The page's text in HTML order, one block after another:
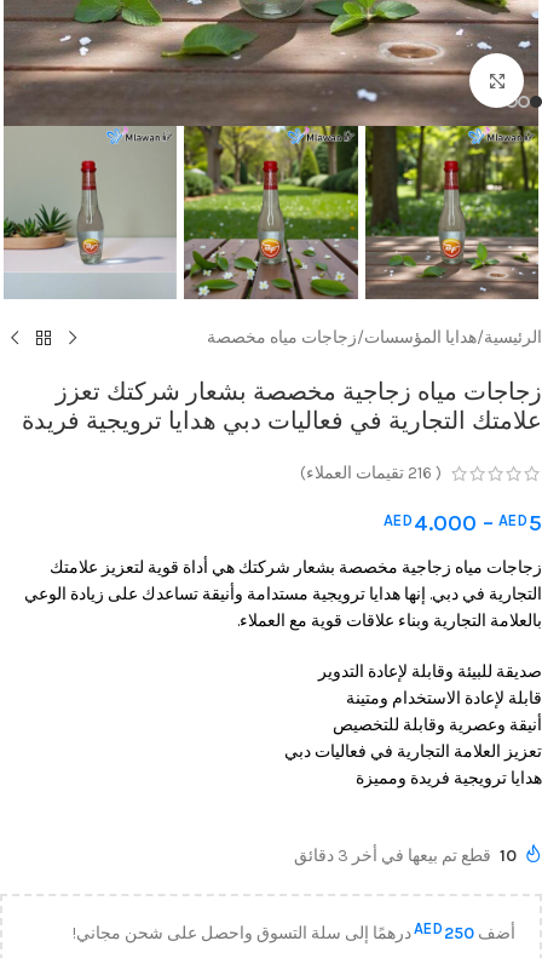
Click to enlarge
الرئيسية/هدايا المؤسسات/زجاجات مياه مخصصة
زجاجات مياه زجاجية مخصصة بشعار شركتك تعزز
علامتك التجارية في فعاليات دبي هدايا ترويجية فريدة
(
216 تقيمات العملاء)
AED 5
–
AED 4.000
زجاجات مياه زجاجية مخصصة بشعار شركتك هي أداة قوية لتعزيز علامتك
التجارية في دبي. إنها هدايا ترويجية مستدامة وأنيقة تساعدك على زيادة الوعي
بالعلامة التجارية وبناء علاقات قوية مع العملاء.
صديقة للبيئة وقابلة لإعادة التدوير
قابلة لإعادة الاستخدام ومتينة
أنيقة وعصرية وقابلة للتخصيص
تعزيز العلامة التجارية في فعاليات دبي
هدايا ترويجية فريدة ومميزة
10 قطع تم بيعها في أخر 3 دقائق
أضف AED 250 درهمًا إلى سلة التسوق واحصل على شحن مجاني!